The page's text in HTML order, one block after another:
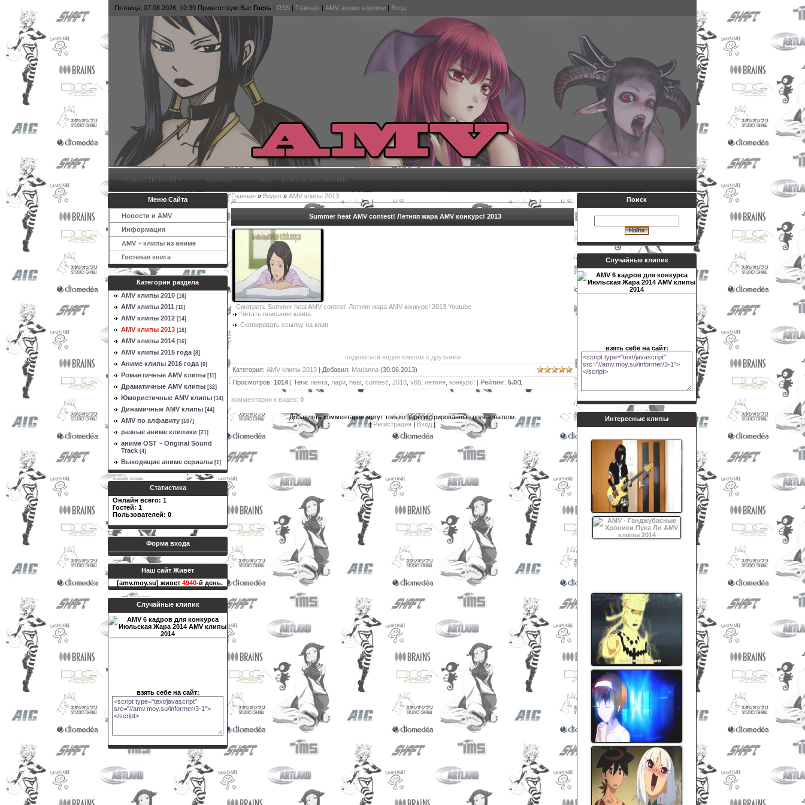
Пятница, 07.08.2026, 10:39 Приветствую Вас Гость | RSS | Главная | AMV аниме клипики | Вход
НОВОСТИ И AMV ПОИСК AMV ~ КЛИПЫ ИЗ АНИМЕ
Меню Сайта
Новости и AMV
Информация
AMV ~ клипы из аниме
Гостевая книга
Категории раздела
AMV клипы 2010 [16]
AMV клипы 2011 [11]
AMV клипы 2012 [14]
AMV клипы 2013 [16]
AMV клипы 2014 [16]
AMV клипы 2015 года [8]
Аниме клипы 2016 года [0]
Романтичные AMV клипы [11]
Драматичные AMV клипы [32]
Юмористичные AMV клипы [14]
Динамичные AMV клипы [44]
AMV по алфавиту [107]
разные аниме клипики [21]
аниме OST ~ Original Sound
Track [4]
Выходящие аниме сериалы [1]
Статистика
Онлайн всего: 1
Гостей: 1
Пользователей: 0
Форма входа
Наш сайт Живёт
[amv.moy.su] живет 4940-й день.
Случайные клипик
взять себе на сайт:
Главная » Видео » AMV клипы 2013
Summer heat AMV contest! Летняя жара AMV конкурс! 2013
Смотреть Summer heat AMV contest! Летняя жара AMV конкурс! 2013 Youtube
Читать описание клипа
Скопировать ссылку на клип
поделиться видео клипом с друзьями
Категория: AMV клипы 2013 | Добавил: Marianna (30.06.2013)
Просмотров: 1014 | Теги: лента лари heat contest! 2013 v65 летняя конкурс! | Рейтинг: 5.0/1
комментарии к видео: 0
Добавлять комментарии могут только зарегистрированные пользователи.
[Регистрация | Вход ]
Поиск
Случайные клипик
взять себе на сайт:
Интересные клипы
[Haru-chin] merankorikku no bēsu
hiitemita - Melancholic Bass Cover
[Haruchin]
AMV - Ганджубасные Хроники
Пука Ли
Naruto Kyuubi Mode - Sasuke
Eternal Mangekyou Sharingan
ralf anime amv 2013 (Warning fast
video)